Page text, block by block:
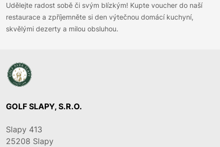
Udělejte radost sobě či svým blízkým! Kupte voucher do naší
restaurace a zpříjemněte si den výtečnou domácí kuchyní,
skvělými dezerty a milou obsluhou.
GOLF SLAPY, S.R.O.
Slapy 413
25208 Slapy